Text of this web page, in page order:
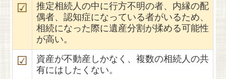
☑
推定相続人の中に行方不明の者、内縁の配
偶者、認知症になっている者がいるため、
相続になった際に遺産分割が揉める可能性
が高い。
☑
資産が不動産しかなく、複数の相続人の共
有にはしたくない。